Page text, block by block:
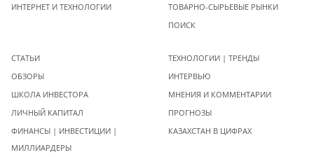
ИНТЕРНЕТ И ТЕХНОЛОГИИ
ТОВАРНО-СЫРЬЕВЫЕ РЫНКИ
ПОИСК
СТАТЬИ
ОБЗОРЫ
ШКОЛА ИНВЕСТОРА
ЛИЧНЫЙ КАПИТАЛ
ФИНАНСЫ | ИНВЕСТИЦИИ |
МИЛЛИАРДЕРЫ
ТЕХНОЛОГИИ | ТРЕНДЫ
ИНТЕРВЬЮ
МНЕНИЯ И КОММЕНТАРИИ
ПРОГНОЗЫ
КАЗАХСТАН В ЦИФРАХ